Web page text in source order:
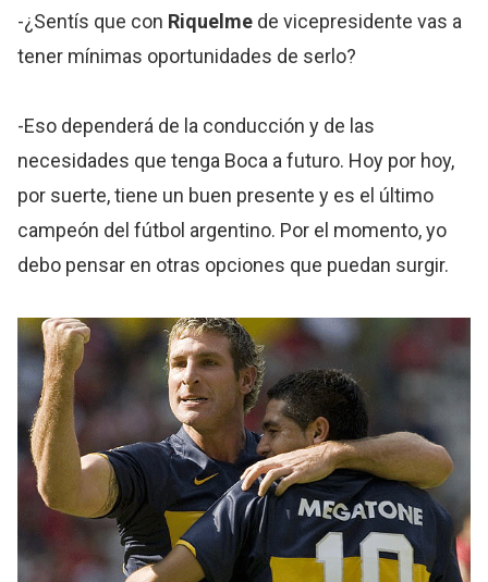
-¿Sentís que con Riquelme de vicepresidente vas a
tener mínimas oportunidades de serlo?
-Eso dependerá de la conducción y de las
necesidades que tenga Boca a futuro. Hoy por hoy,
por suerte, tiene un buen presente y es el último
campeón del fútbol argentino. Por el momento, yo
debo pensar en otras opciones que puedan surgir.